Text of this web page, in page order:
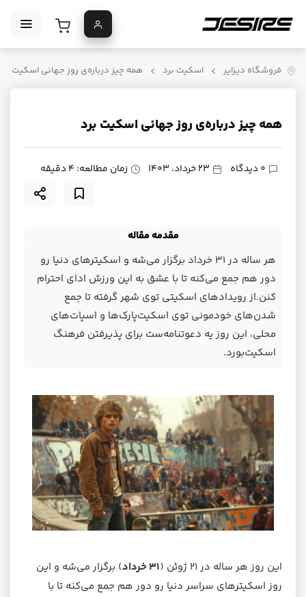
فروشگاه دیزایر اسکیت برد همه چیز درباره‌‌ی روز جهانی اسکیت
همه چیز درباره‌‌ی روز جهانی اسکیت برد
0 دیدگاه 23 خرداد، 1403 زمان مطالعه: 4 دقیقه
مقدمه مقاله
هر ساله در ۳۱ خرداد برگزار می‌شه و اسکیترهای دنیا رو
دور هم جمع می‌کنه تا با عشق به این ورزش ادای احترام
کنن.از رویدادهای اسکیتی توی شهر گرفته تا جمع
شدن‌های خودمونی توی اسکیت‌پارک‌ها و اسپات‌های
محلی، این روز یه دعوتنامه‌ست برای پذیرفتن فرهنگ
اسکیت‌بورد.
این روز هر ساله در ۲۱ ژوئن ( ۳۱ خرداد
) برگزار می‌شه و این
روز اسکیترهای سراسر دنیا رو دور هم جمع می‌کنه تا با